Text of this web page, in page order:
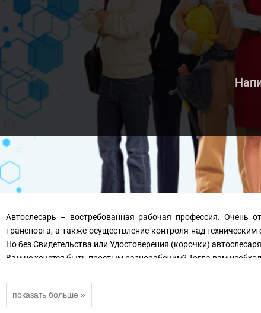
Автослесарь – востребованная рабочая профессия. Очень
транспорта, а также осуществление контроля над
Но без Свидетельства или Удостоверения (корочки)
Вам не хочется быть простым разнорабочим? Тогда вам
повысить квалификацию по специальности автослесарь
пройти аттестацию/переаттестацию или повысить разряд по